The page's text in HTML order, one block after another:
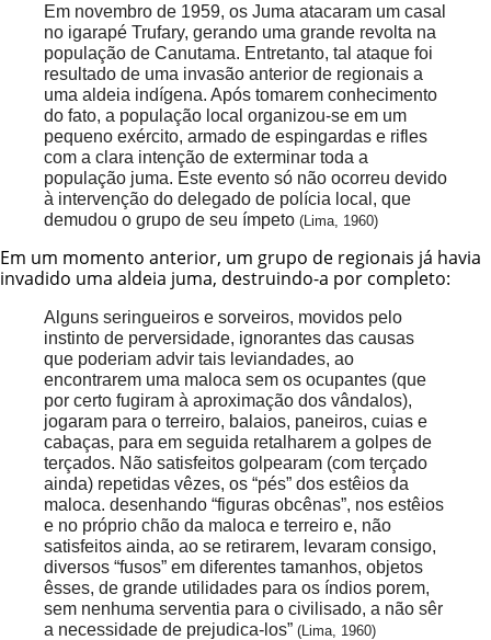
Em novembro de 1959, os Juma atacaram um casal
no igarapé Trufary, gerando uma grande revolta na
população de Canutama. Entretanto, tal ataque foi
resultado de uma invasão anterior de regionais a
uma aldeia indígena. Após tomarem conhecimento
do fato, a população local organizou-se em um
pequeno exército, armado de espingardas e rifles
com a clara intenção de exterminar toda a
população juma. Este evento só não ocorreu devido
à intervenção do delegado de polícia local, que
demudou o grupo de seu ímpeto (Lima, 1960)
Em um momento anterior, um grupo de regionais já havia
invadido uma aldeia juma, destruindo-a por completo:
Alguns seringueiros e sorveiros, movidos pelo
instinto de perversidade, ignorantes das causas
que poderiam advir tais leviandades, ao
encontrarem uma maloca sem os ocupantes (que
por certo fugiram à aproximação dos vândalos),
jogaram para o terreiro, balaios, paneiros, cuias e
cabaças, para em seguida retalharem a golpes de
terçados. Não satisfeitos golpearam (com terçado
ainda) repetidas vêzes, os “pés” dos estêios da
maloca. desenhando “figuras obcênas”, nos estêios
e no próprio chão da maloca e terreiro e, não
satisfeitos ainda, ao se retirarem, levaram consigo,
diversos “fusos” em diferentes tamanhos, objetos
êsses, de grande utilidades para os índios porem,
sem nenhuma serventia para o civilisado, a não sêr
a necessidade de prejudica-los” (Lima, 1960)